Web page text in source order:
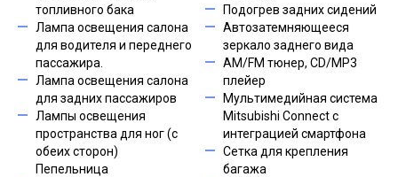
топливного бака
Лампа освещения салона
для водителя и переднего
пассажира.
Лампа освещения салона
для задних пассажиров
Лампы освещения
пространства для ног (с
обеих сторон)
Пепельница
Подогрев задних сидений
Автозатемняющееся
зеркало заднего вида
AM/FM тюнер, CD/MP3
плейер
Мультимедийная система
Mitsubishi Connect c
интеграцией смартфона
Сетка для крепления
багажа